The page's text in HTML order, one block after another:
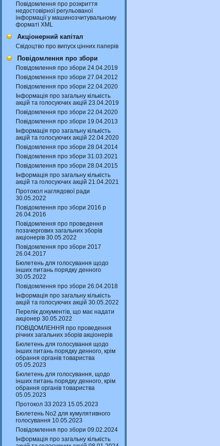
Повідомлення про розкриття
недостовірної регульованої
інформації у машинозчитувальному
форматі XML
Акціонерний капітал
Свідоцтво про випуск цінних паперів
Повідомлення про збори
Повідомлення про збори 24.04.2019
Повідомлення про збори 27.04.2012
Повідомлення про збори 22.04.2020
Інформація про загальну кількість
акцій та голосуючих акцій 23.04.2019
Повідомлення про збори 22.04.2020
Повідомлення про збори 19.04.2013
Інформація про загальну кількість
акцій та голосуючих акцій 22.04.2020
Повідомлення про збори 28.04.2014
Повідомлення про збори 31.03.2021
Повідомлення про збори 28.04.2015
Інформація про загальну кількість
акцій та голосуючих акцій 21.04.2021
Протокол наглядової ради
30.05.2022
Повідомлення про збори 2016 р
26.04.2016
Повідомлення про проведення
позачергових загальних зборів
акціонерів 30.05.2022
Повідомлення про збори 2017
26.04.2017
Бюлетень для голосування щодо
інших питань порядку денного
30.05.2022
Повідомлення про збори 26.04.2018
Інформація про загальну кількість
акцій та голосуючих акцій 30.05.2022
Перелік документів, що має надати
акціонер 30.05.2022
ПОВІДОМЛЕННЯ про проведення
річних загальних зборів акціонерів
Бюлетень для голосування щодо
інших питань порядку денного, крім
обрання органів товариства
05.05.2023
Бюлетень для голосування, щодо
інших питань порядку денного, крім
обрання органів товариства
05.05.2023
Протокол ЗЗ 2023 15.05.2023
Бюлетень No2 для кумулятивного
голосування 10.05.2023
Повідомлення про збори 09.02.2024
Інформація про загальну кількість